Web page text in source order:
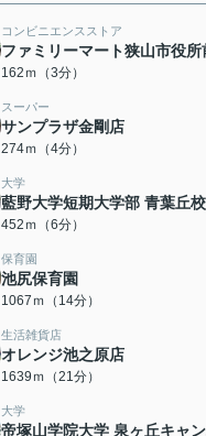
コンビニエンスストア
ファミリーマート狭山市役所
162ｍ（3分）
スーパー
サンプラザ金剛店
274ｍ（4分）
大学
藍野大学短期大学部 青葉丘校
452ｍ（6分）
保育園
池尻保育園
1067ｍ（14分）
生活雑貨店
オレンジ池之原店
1639ｍ（21分）
大学
帝塚山学院大学 泉ヶ丘キャ